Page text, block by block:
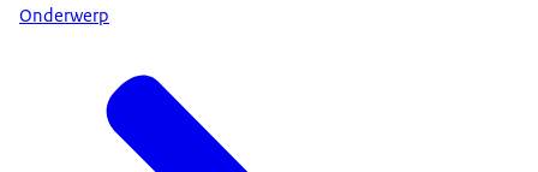
Onderwerp